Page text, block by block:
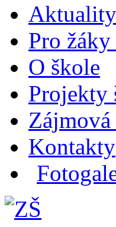
Aktuality
Pro
O škole
Projekty
Kontakty